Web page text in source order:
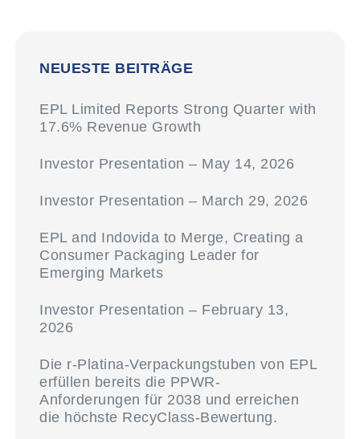
NEUESTE BEITRÄGE
EPL Limited Reports Strong Quarter with
17.6% Revenue Growth
Investor Presentation – May 14, 2026
Investor Presentation – March 29, 2026
EPL and Indovida to Merge, Creating a
Consumer Packaging Leader for
Emerging Markets
Investor Presentation – February 13,
2026
Die r-Platina-Verpackungstuben von EPL
erfüllen bereits die PPWR-
Anforderungen für 2038 und erreichen
die höchste RecyClass-Bewertung.